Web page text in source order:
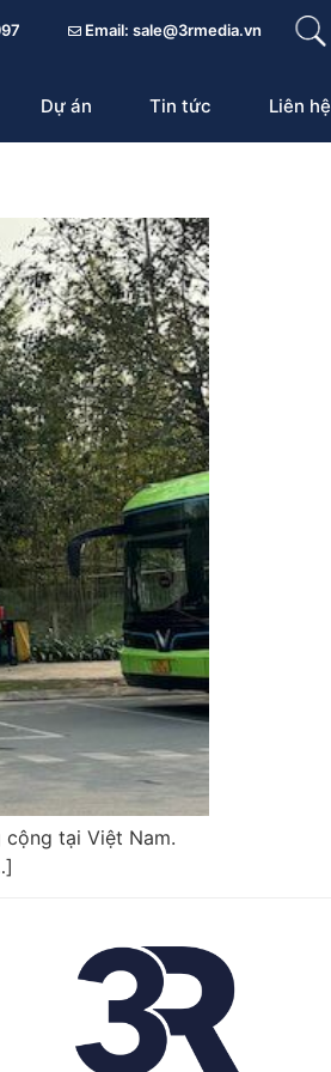
Email: sale@3rmedia.vn
Dự án Tin tức Liên hệ
tại Việt Nam.